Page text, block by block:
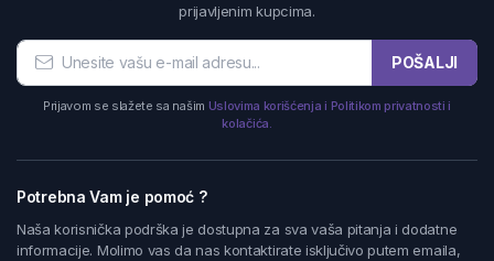
prijavljenim kupcima.
POŠALJI
Prijavom se slažete sa našim Uslovima korišćenja i Politikom privatnosti i
kolačića.
Potrebna Vam je pomoć ?
Naša korisnička podrška je dostupna za sva vaša pitanja i dodatne
informacije. Molimo vas da nas kontaktirate isključivo putem emaila,